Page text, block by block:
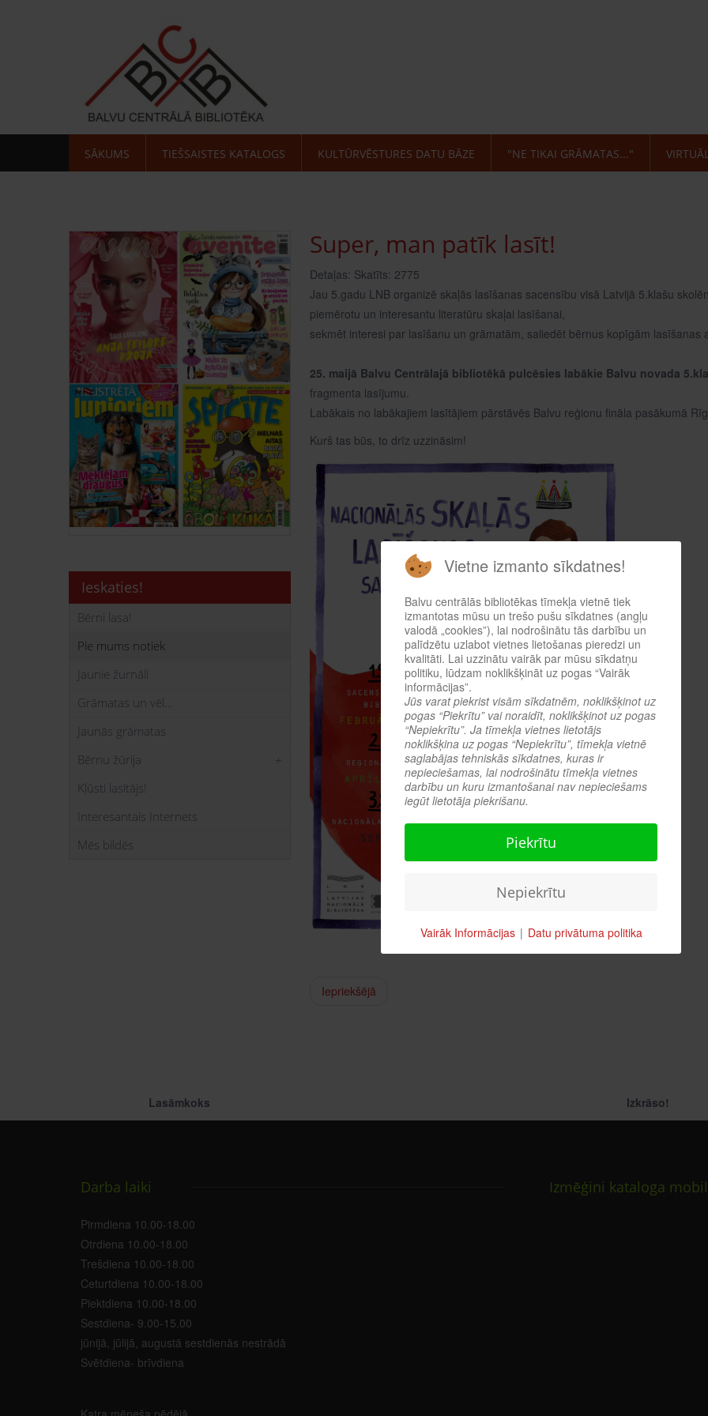
SĀKUMS TIEŠSAISTES KATALOGS KULTŪRVĒSTURES DATU BĀZE "NE TIKAI GRĀMATAS..."
Ieskaties!
Bērni lasa!
Pie mums notiek
Jaunie žurnāli
Grāmatas un vēl...
Jaunās grāmatas
Bērnu žūrija
Kļūsti lasītājs!
Interesantais Internets
Mēs bildēs
Super, man patīk lasīt!
Detaļas: Skatīts: 2775
Jau 5.gadu LNB organizē skaļās lasīšanas sacensību visā Latvijā 5.klašu
piemērotu un interesantu literatūru skaļai lasīšanai,
sekmēt interesi par lasīšanu un grāmatām, saliedēt bērnus kopīgām lasīšanas
25. maijā Balvu Centrālajā bibliotēkā pulcēsies labākie Balvu novada
fragmenta lasījumu.
Labākais no labākajiem lasītājiem pārstāvēs Balvu reģionu fināla pasākumā
Kurš tas būs, to drīz uzzināsim!
Iepriekšējā
Lasāmkoks Izkrāso!
Darba laiki
Pirmdiena 10.00-18.00
Otrdiena 10.00-18.00
Trešdiena 10.00-18.00
Ceturtdiena 10.00-18.00
Piektdiena 10.00-18.00
Sestdiena- 9.00-15.00
jūnijā, jūlijā, augustā sestdienās nestrādā
Svētdiena- brīvdiena
Izmēģini kataloga
Vietne izmanto sīkdatnes!
Balvu centrālās bibliotēkas tīmekļa vietnē tiek
izmantotas mūsu un trešo pušu sīkdatnes (angļu
valodā „cookies”), lai nodrošinātu tās darbību un
palīdzētu uzlabot vietnes lietošanas pieredzi un
kvalitāti. Lai uzzinātu vairāk par mūsu sīkdatņu
politiku, lūdzam noklikšķināt uz pogas “Vairāk
informācijas”.
Jūs varat piekrist visām sīkdatnēm, noklikšķinot uz
pogas “Piekrītu” vai noraidīt, noklikšķinot uz pogas
“Nepiekrītu”. Ja tīmekļa vietnes lietotājs
noklikšķina uz pogas “Nepiekrītu”, tīmekļa vietnē
saglabājas tehniskās sīkdatnes, kuras ir
nepieciešamas, lai nodrošinātu tīmekļa vietnes
darbību un kuru izmantošanai nav nepieciešams
iegūt lietotāja piekrišanu.
Piekrītu
Nepiekrītu
Vairāk Informācijas | Datu privātuma politika